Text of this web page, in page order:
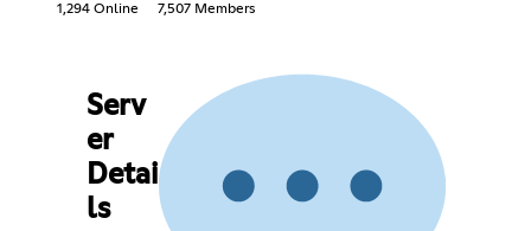
1,294 Online 7,507 Members
Serv
er
Detai
ls